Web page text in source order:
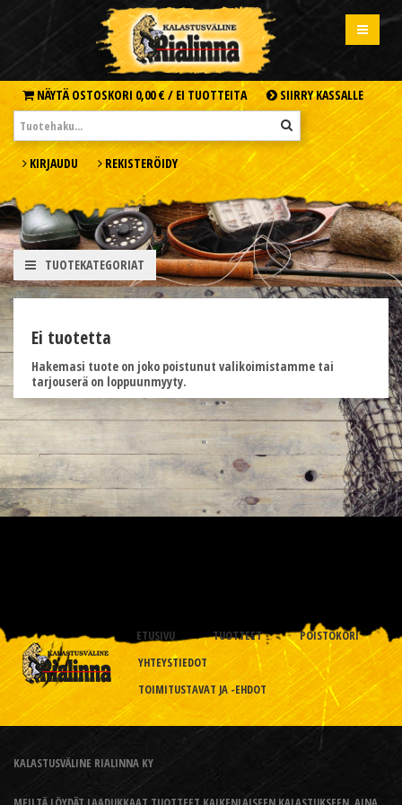
NÄYTÄ OSTOSKORI 0,00 € / EI TUOTTEITA SIIRRY KASSALLE
KIRJAUDU REKISTERÖIDY
TUOTEKATEGORIAT
Ei tuotetta
Hakemasi tuote on joko poistunut valikoimistamme tai
tarjouserä on loppuunmyyty.
ETUSIVU TUOTTEET
POISTOKORI
YHTEYSTIEDOT
TOIMITUSTAVAT JA -EHDOT
KALASTUSVÄLINE RIALINNA KY